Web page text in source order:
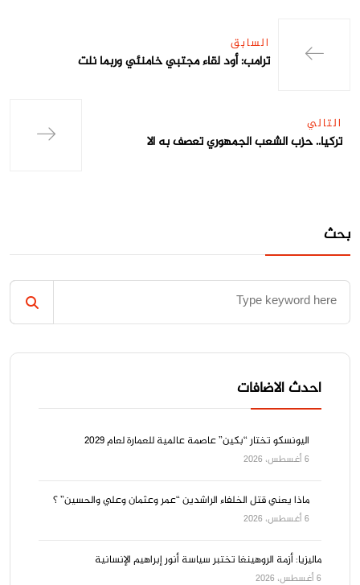
السابق
ترامب: أود لقاء مجتبي خامنئي وربما نلت
التالي
تركيا.. حزب الشعب الجمهوري تعصف به الا
بحث
احدث الاضافات
اليونسكو تختار “بكين” عاصمة عالمية للعمارة لعام 2029
6 أغسطس، 2026
ماذا يعني قتل الخلفاء الراشدين “عمر وعثمان وعلي والحسين” ؟
6 أغسطس، 2026
ماليزيا: أزمة الروهينغا تختبر سياسة أنور إبراهيم الإنسانية
6 أغسطس، 2026